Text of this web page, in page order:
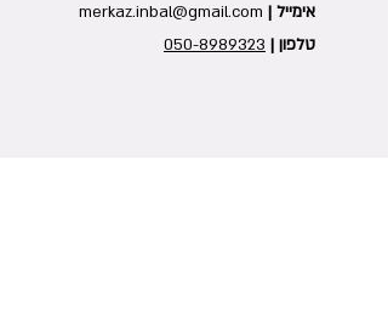
אימייל | merkaz.inbal@gmail.com
טלפון | 050-8989323